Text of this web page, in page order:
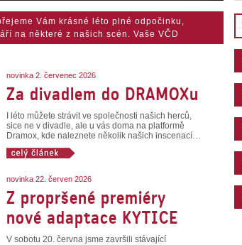
Vám krásné léto plné odpočinku,
na některé z našich scén. Vaše VČD
novinka 2. červenec 2026
Za divadlem do DRAMOXu
I léto můžete strávit ve společnosti našich herců,
sice ne v divadle, ale u vás doma na platformě
Dramox, kde naleznete několik našich inscenací…
novinka 22. červen 2026
Z propršené premiéry
nové adaptace KYTICE
V sobotu 20. června jsme završili stávající